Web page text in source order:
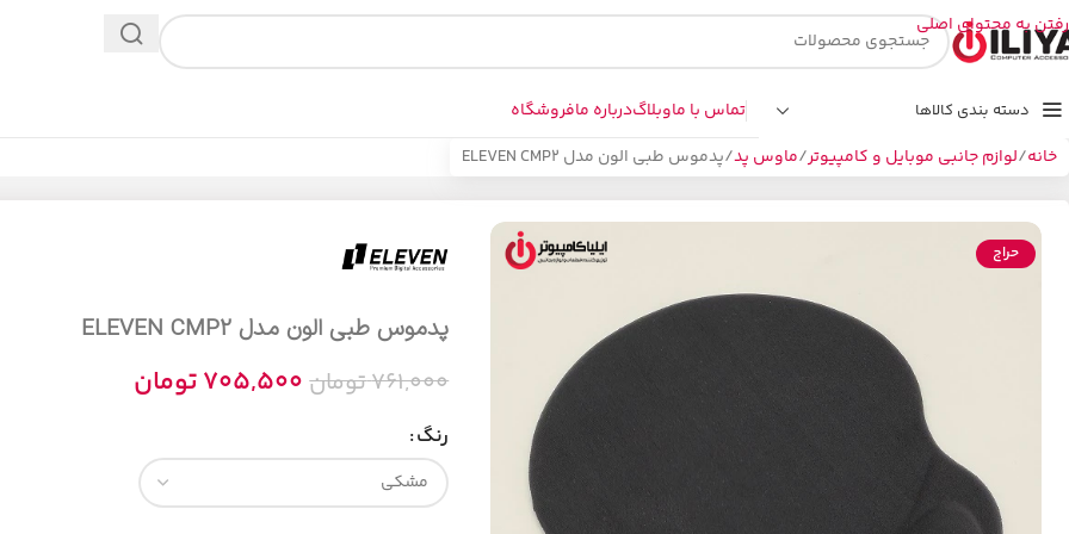
رفتن به محتوای اصلی
دسته بندی کالاها تماس با ماوبلاگدرباره مافروشگاه
خانه لوازم جانبی موبایل و کامپیوتر ماوس پد پدموس طبی الون مدل ELEVEN CMP2
حراج
پدموس طبی الون مدل ELEVEN CMP2
761,000تومان 705,500تومان
رنگ